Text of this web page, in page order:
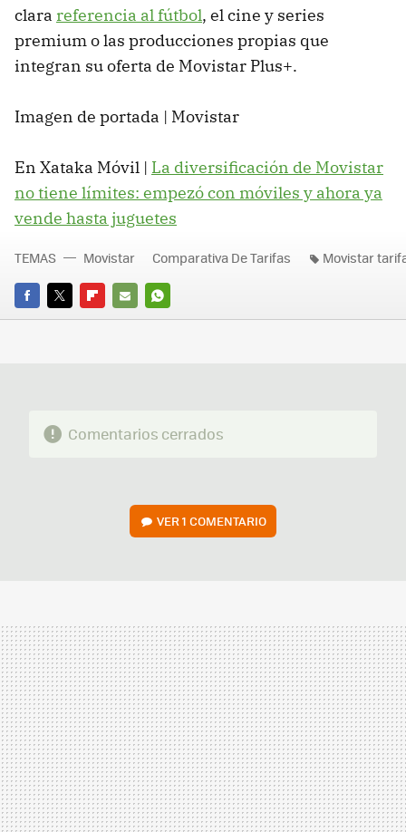
clara referencia al fútbol, el cine y series
premium o las producciones propias que
integran su oferta de Movistar Plus+.
Imagen de portada | Movistar
En Xataka Móvil | La diversificación de Movistar
no tiene límites: empezó con móviles y ahora ya
vende hasta juguetes
FACEBOOK
TWITTERFLIPBOARD
E-
WHATSAPP
TEMAS Movistar Comparativa De Tarifas Movistar
Comentarios cerrados
VER1 COMENTARIO